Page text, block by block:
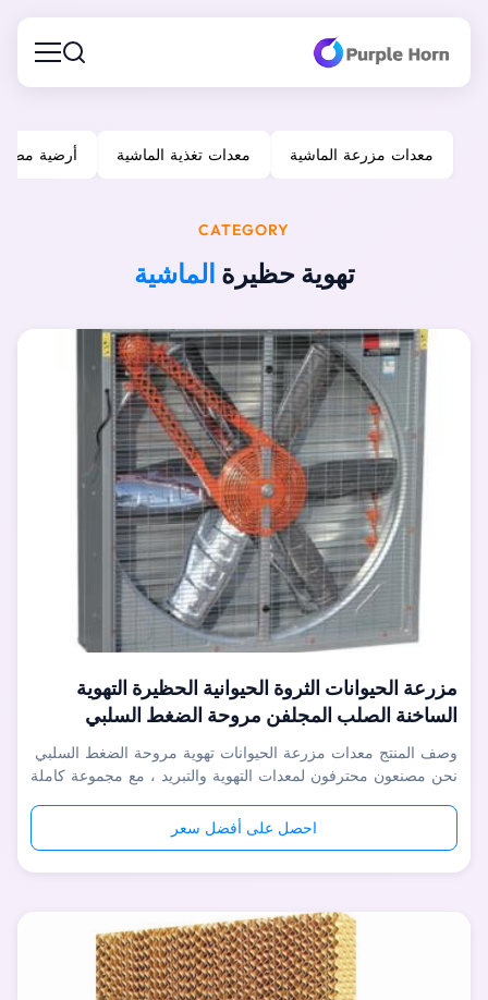
معدات مزرعة الماشية معدات تغذية الماشية أرضية
CATEGORY
تهوية حظيرة الماشية
مزرعة الحيوانات الثروة الحيوانية الحظيرة التهوية
الساخنة الصلب المجلفن مروحة الضغط السلبي
وصف المنتج معدات مزرعة الحيوانات تهوية مروحة الضغط السلبي
نحن مصنعون محترفون لمعدات التهوية والتبريد ، مع مجموعة كاملة
احصل على أفضل سعر